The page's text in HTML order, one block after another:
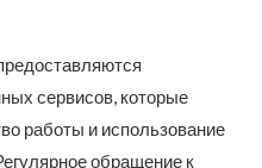
сервисов, которые
работы и использование
обращение к